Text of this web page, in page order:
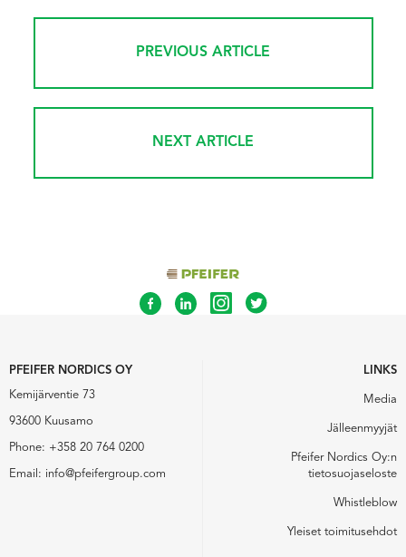
PREVIOUS ARTICLE
NEXT ARTICLE
PFEIFER NORDICS OY
Kemijärventie 73
93600 Kuusamo
Phone: +358 20 764 0200
Email: info@pfeifergroup.com
LINKS
Media
Jälleenmyyjät
Pfeifer Nordics Oy:n
tietosuojaseloste
Whistleblow
Yleiset toimitusehdot